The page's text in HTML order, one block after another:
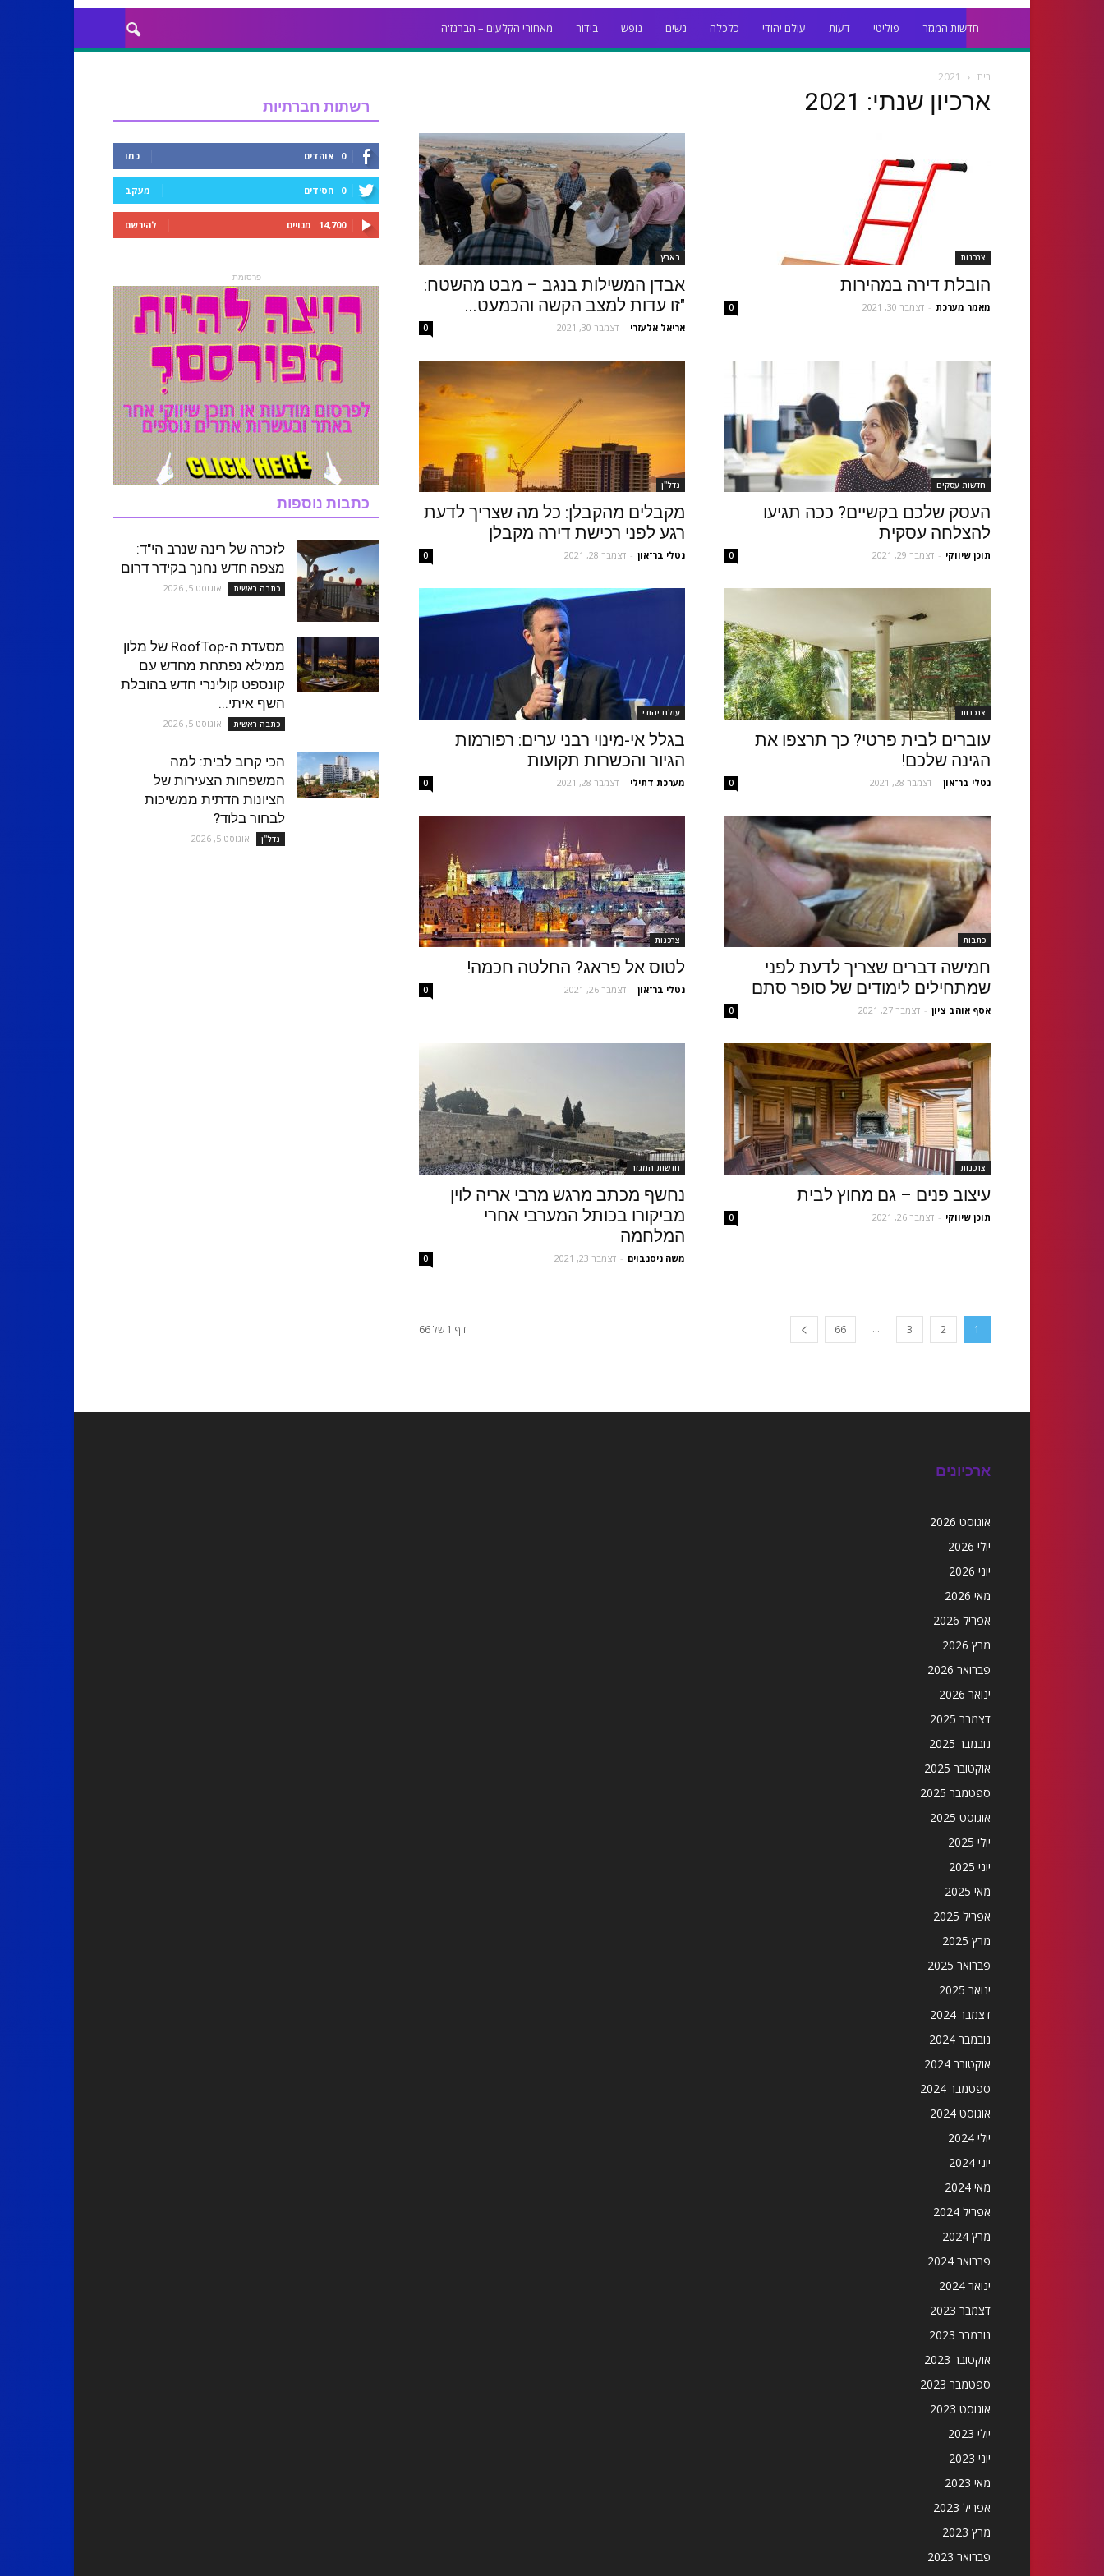
חדשות המגזר פוליטי דעות עולם יהודי כלכלה נשים נופש בידור מאחורי הקלעים – הברנז'ה
בית 2021
ארכיון שנתי: 2021
צרכנות
הובלת דירה במהירות
מאמר מערכת - דצמבר 30, 2021 0
בארץ
אבדן המשילות בנגב – מבט מהשטח:
"זו עדות למצב הקשה והכמעט...
אריאל אלעזרי - דצמבר 30, 2021 0
חדשות עסקים
העסק שלכם בקשיים? ככה תגיעו
להצלחה עסקית
תוכן שיווקי - דצמבר 29, 2021 0
נדל''ן
מקבלים מהקבלן: כל מה שצריך לדעת
רגע לפני רכישת דירה מקבלן
נטלי בר־און - דצמבר 28, 2021 0
צרכנות
עוברים לבית פרטי? כך תרצפו את
הגינה שלכם!
נטלי בר־און - דצמבר 28, 2021 0
עולם יהודי
בגלל אי-מינוי רבני ערים: רפורמות
הגיור והכשרות תקועות
מערכת דתילי - דצמבר 28, 2021 0
כתבות
חמישה דברים שצריך לדעת לפני
שמתחילים לימודים של סופר סתם
אסף אוהב ציון - דצמבר 27, 2021 0
צרכנות
לטוס אל פראג? החלטה חכמה!
נטלי בר־און - דצמבר 26, 2021 0
צרכנות
עיצוב פנים – גם מחוץ לבית
תוכן שיווקי - דצמבר 26, 2021 0
חדשות המגזר
נחשף מכתב מרגש מרבי אריה לוין
מביקורו בכותל המערבי אחרי
המלחמה
משה ניסנבוים - דצמבר 23, 2021 0
1
2
3
...
66 דף 1 של 66
רשתות חברתיות
0 אוהדים כמו
0 חסידים מעקב
14,700 מנויים להירשם
- פרסומת -
כתבות נוספות
לזכרה של רינה שנרב הי"ד:
מצפה חדש נחנך בקידר דרום
כתבה ראשית אוגוסט 5, 2026
מסעדת ה-RoofTop של מלון
ממילא נפתחת מחדש עם
קונספט קולינרי חדש בהובלת
השף איתי...
כתבה ראשית אוגוסט 5, 2026
הכי קרוב לבית: למה
המשפחות הצעירות של
הציונות הדתית ממשיכות
לבחור בלוד?
נדל''ן אוגוסט 5, 2026
ארכיונים
אוגוסט 2026
יולי 2026
יוני 2026
מאי 2026
אפריל 2026
מרץ 2026
פברואר 2026
ינואר 2026
דצמבר 2025
נובמבר 2025
אוקטובר 2025
ספטמבר 2025
אוגוסט 2025
יולי 2025
יוני 2025
מאי 2025
אפריל 2025
מרץ 2025
פברואר 2025
ינואר 2025
דצמבר 2024
נובמבר 2024
אוקטובר 2024
ספטמבר 2024
אוגוסט 2024
יולי 2024
יוני 2024
מאי 2024
אפריל 2024
מרץ 2024
פברואר 2024
ינואר 2024
דצמבר 2023
נובמבר 2023
אוקטובר 2023
ספטמבר 2023
אוגוסט 2023
יולי 2023
יוני 2023
מאי 2023
אפריל 2023
מרץ 2023
פברואר 2023